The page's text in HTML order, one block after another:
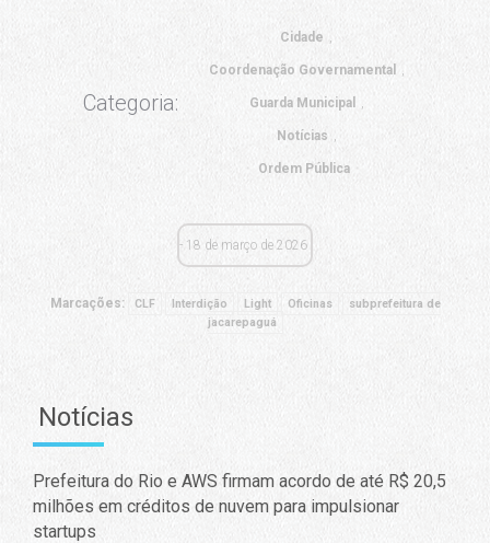
Categoria:
Cidade
Coordenação Governamental
Guarda Municipal
Notícias
Ordem Pública
18 de março de 2026
Marcações: CLF Interdição Light Oficinas
subprefeitura de
jacarepaguá
Notícias
Prefeitura do Rio e AWS firmam acordo de até R$ 20,5
milhões em créditos de nuvem para impulsionar
startups